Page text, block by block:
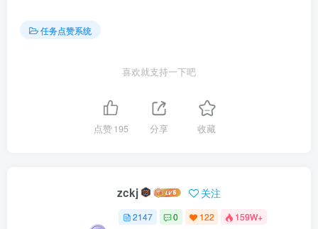
任务点赞系统
喜欢就支持一下吧
点赞195 分享 收藏
zckj 关注
2147 0 122 159W+